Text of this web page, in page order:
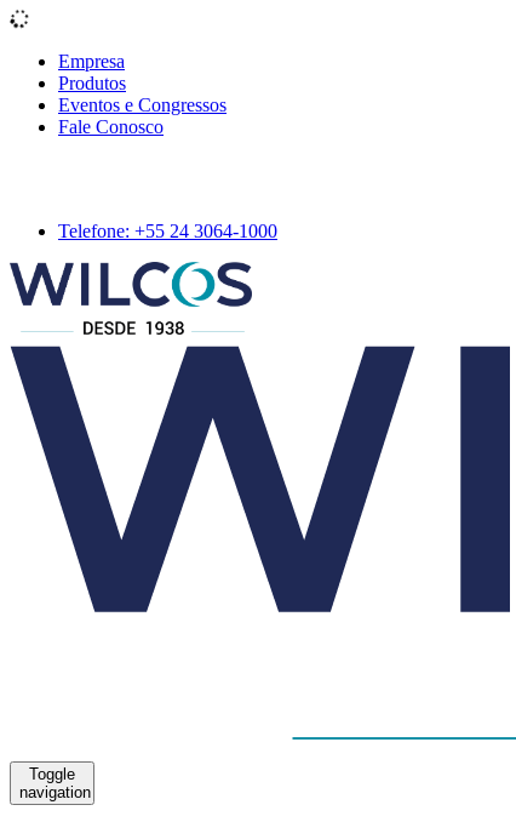
Empresa
Produtos
Eventos e Congressos
Fale Conosco
Telefone: +55 24 3064-1000
Toggle
navigation